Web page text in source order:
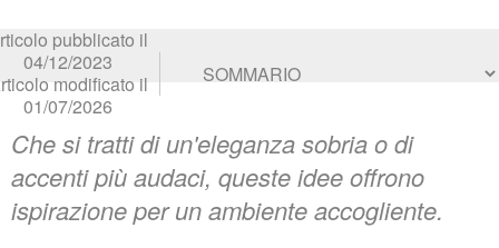
pubblicato il
04/12/2023
modificato il
01/07/2026
Che si tratti di un'eleganza sobria o di
accenti più audaci, queste idee offrono
ispirazione per un ambiente accogliente.